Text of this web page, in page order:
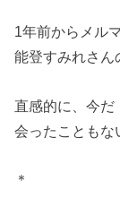
1年前からメル
能登すみれさん
直感的に、今だ
会ったこともな
＊